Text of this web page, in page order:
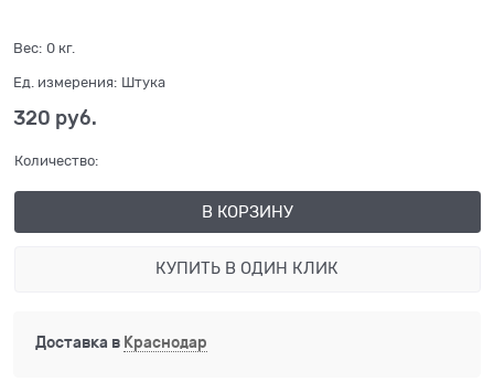
Вес: 0 кг.
Ед. измерения: Штука
320 руб.
Количество:
В КОРЗИНУ
КУПИТЬ В ОДИН КЛИК
Доставка в Краснодар